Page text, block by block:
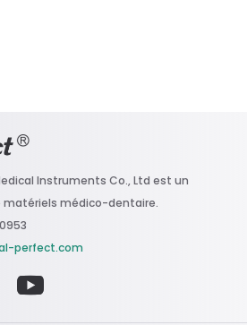
Instruments Co., Ltd est un
médico-dentaire.
perfect.com